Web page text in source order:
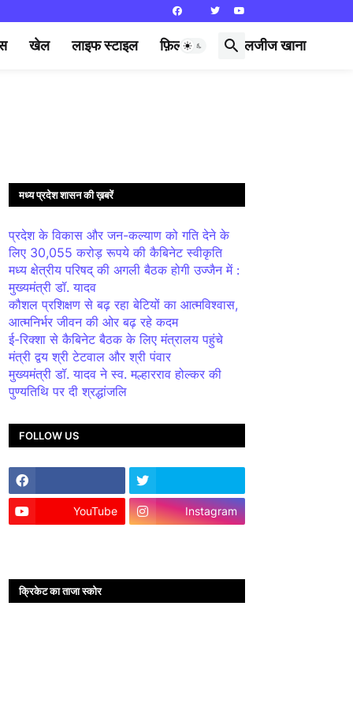
खेल लाइफ स्टाइल फ़िल्मी दुनिया लजीज खाना
मध्य प्रदेश शासन की ख़बरें
प्रदेश के विकास और जन-कल्याण को गति देने के
लिए 30,055 करोड़ रूपये की कैबिनेट स्वीकृति
मध्य क्षेत्रीय परिषद् की अगली बैठक होगी उज्जैन में :
मुख्यमंत्री डॉ. यादव
कौशल प्रशिक्षण से बढ़ रहा बेटियों का आत्मविश्वास,
आत्मनिर्भर जीवन की ओर बढ़ रहे कदम
ई-रिक्शा से कैबिनेट बैठक के लिए मंत्रालय पहुंचे
मंत्री द्वय श्री टेटवाल और श्री पंवार
मुख्यमंत्री डॉ. यादव ने स्व. मल्हारराव होल्कर की
पुण्यतिथि पर दी श्रद्धांजलि
FOLLOW US
YouTube Instagram
क्रिकेट का ताजा स्कोर